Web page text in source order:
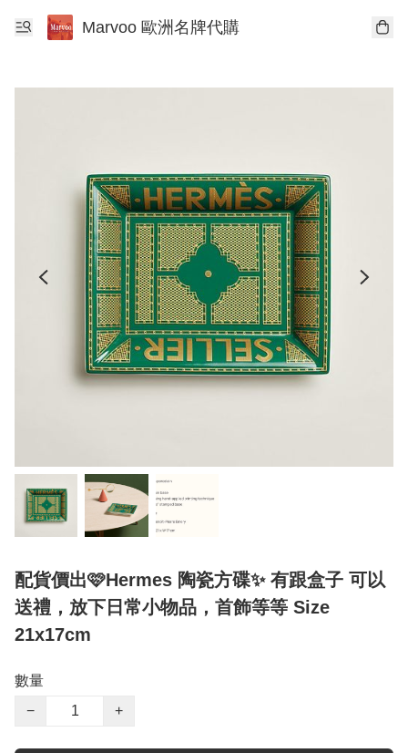
Marvoo 歐洲名牌代購
配貨價出🩷Hermes 陶瓷方碟✨ 有跟盒子 可以
送禮，放下日常小物品，首飾等等 Size
21x17cm
數量
−
+